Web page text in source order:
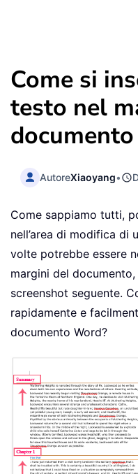
Come si
testo nel
AutoreXiaoyang•
Come sappiamo tutti,
nell’area di modifica di
volte potrebbe essere
margini del
screenshot seguente.
rapidamente e
documento Word?